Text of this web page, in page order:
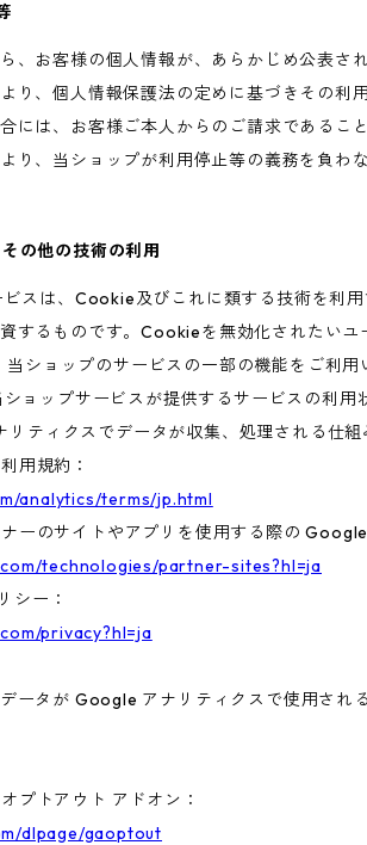
、お客様の個人情報が、あらかじめ公表
り、個人情報保護法の定めに基づきその
には、お客様ご本人からのご請求である
り、当ショップが利用停止等の義務を負わ
の他の技術の利用
ビスは、Cookie及びこれに類する技術を利
するものです。Cookieを無効化されたい
ショップのサービスの一部の機能をご利用
ショップサービスが提供するサービスの利
ティクスでデータが収集、処理される仕
用規約：
analytics/terms/jp.html
ーのサイトやアプリを使用する際の Google
technologies/partner-sites?hl=ja
シー：
privacy?hl=ja
ータが Google アナリティクスで使用さ
プトアウト アドオン：
dlpage/gaoptout